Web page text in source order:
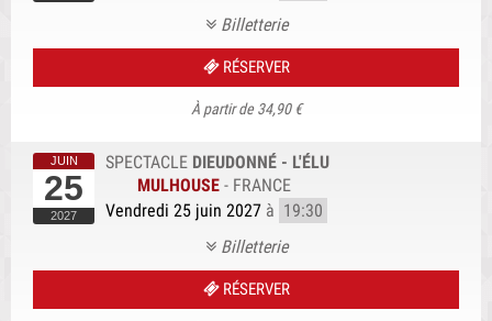
Billetterie
RÉSERVER
À partir de 34,90 €
25
SPECTACLE DIEUDONNÉ - L'ÉLU
MULHOUSE - FRANCE
Vendredi 25 juin 2027 à 19:30
Billetterie
RÉSERVER